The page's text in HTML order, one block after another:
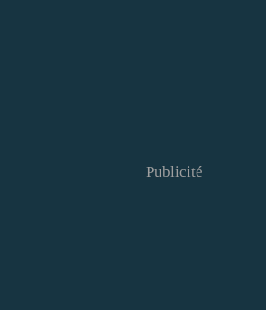
Publicité